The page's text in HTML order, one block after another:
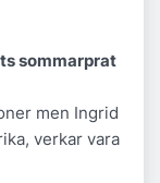
sommarprat
men Ingrid
verkar vara